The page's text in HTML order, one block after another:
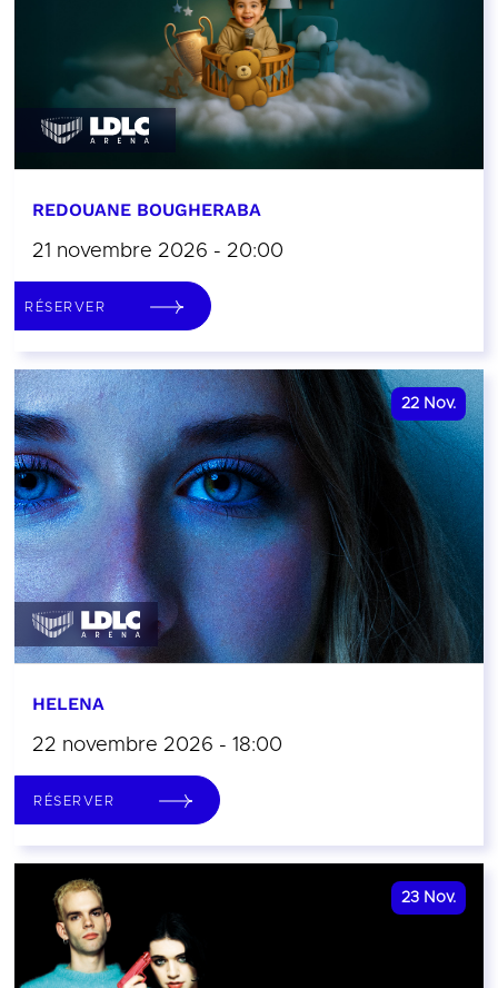
REDOUANE BOUGHERABA
21 novembre 2026 - 20:00
RÉSERVER
22 Nov.
HELENA
22 novembre 2026 - 18:00
RÉSERVER
23 Nov.